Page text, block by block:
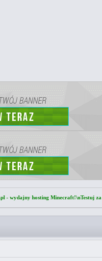
- wydajny hosting Minecraft!\nTestuj